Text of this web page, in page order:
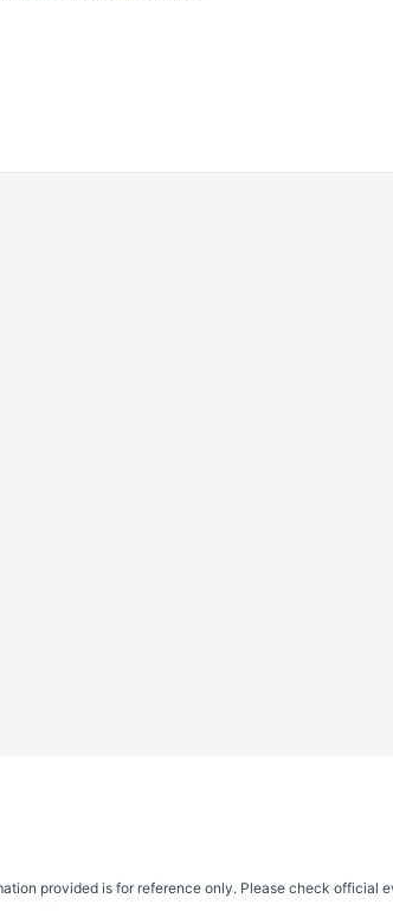
provided is for reference only. Please check official